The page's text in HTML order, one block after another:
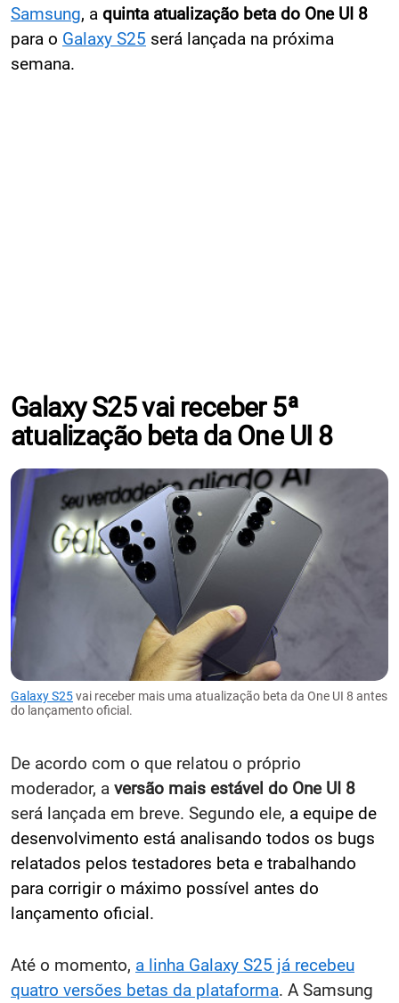
Samsung, a quinta atualização beta do One UI 8
para o Galaxy S25 será lançada na próxima
semana.
Galaxy S25 vai receber 5ª
atualização beta da One UI 8
Galaxy S25vai receber mais uma atualização beta da One UI 8 antes
do lançamento oficial.
De acordo com o que relatou o próprio
moderador, a versão mais estável do One UI 8
será lançada em breve. Segundo ele, a equipe de
desenvolvimento está analisando todos os bugs
relatados pelos testadores beta e trabalhando
para corrigir o máximo possível antes do
lançamento oficial.
Até o momento, a linha Galaxy S25 já recebeu
quatro versões betas da plataforma. A Samsung